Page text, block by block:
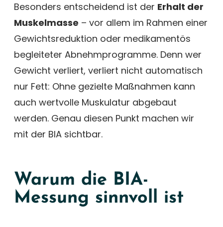
Besonders entscheidend ist der Erhalt der
Muskelmasse – vor allem im Rahmen einer
Gewichtsreduktion oder medikamentös
begleiteter Abnehmprogramme. Denn wer
Gewicht verliert, verliert nicht automatisch
nur Fett: Ohne gezielte Maßnahmen kann
auch wertvolle Muskulatur abgebaut
werden. Genau diesen Punkt machen wir
mit der BIA sichtbar.
Warum die BIA-
Messung sinnvoll ist